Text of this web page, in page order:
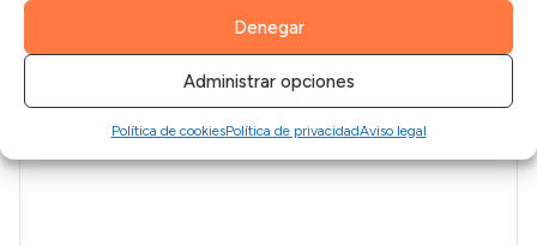
Denegar
Administrar opciones
Política de cookiesPolítica de privacidadAviso legal